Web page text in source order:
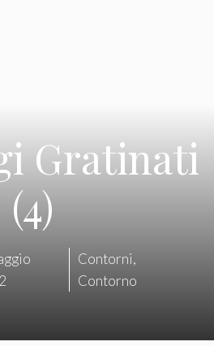
Gratinati
(4)
Contorni,
Contorno